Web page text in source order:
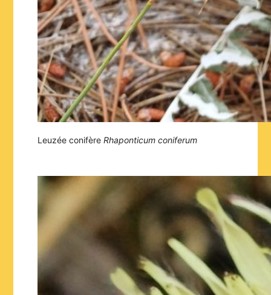
Leuzée conifèreRhaponticum coniferum